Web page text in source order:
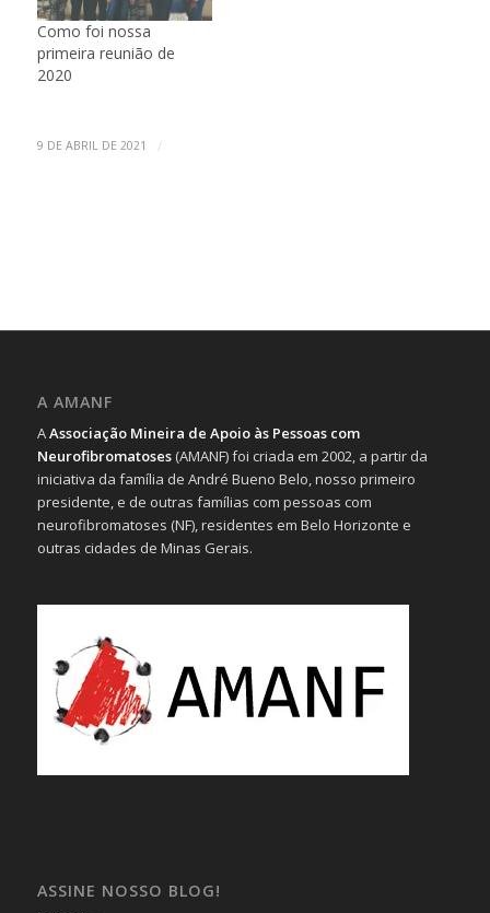
Como foi nossa
primeira reunião de
2020
9 DE ABRIL DE 2021 /
A AMANF
AAssociação Mineira de Apoio às Pessoas com
Neurofibromatoses(AMANF) foi criada em 2002, a partir da
iniciativa da família de André Bueno Belo, nosso primeiro
presidente, e de outras famílias com pessoas com
neurofibromatoses (NF), residentes em Belo Horizonte e
outras cidades de Minas Gerais.
ASSINE NOSSO BLOG!